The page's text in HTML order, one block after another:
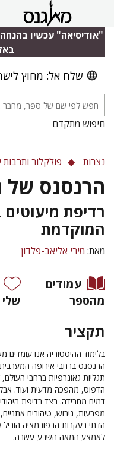
"אודיסיאה" עכשיו
שלח אל: מחוץ
חיפוש מתקדם
נצרות פולקלור
הרנסנס של
רדיפת
המוקדמת
מאת: מירי אליאב-פלדון
עמודים
מהספר
שלי
תקציר
בלימוד ההיסטוריה אנו
הרנסנס ברחבי אירופה המערבית
תגליות גאוגרפיות ברחבי
הדפוס, מהפכה מדעית ועוד.
דמים מחרידה. בצד רדיפת
מפרעות, גירוש, טיהורים
הדתי בעקבות הרפורמציה
לאמצע המאה השבע-עשרה.